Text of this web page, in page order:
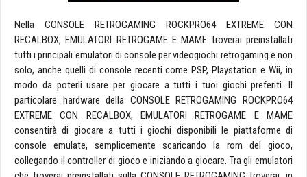
Nella CONSOLE RETROGAMING ROCKPRO64 EXTREME CON
RECALBOX, EMULATORI RETROGAME E MAME troverai preinstallati
tutti i principali emulatori di console per videogiochi retrogaming e non
solo, anche quelli di console recenti come PSP, Playstation e Wii, in
modo da poterli usare per giocare a tutti i tuoi giochi preferiti. Il
particolare hardware della CONSOLE RETROGAMING ROCKPRO64
EXTREME CON RECALBOX, EMULATORI RETROGAME E MAME
consentirà di giocare a tutti i giochi disponibili le piattaforme di
console emulate, semplicemente scaricando la rom del gioco,
collegando il controller di gioco e iniziando a giocare. Tra gli emulatori